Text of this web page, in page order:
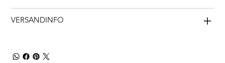
VERSANDINFO